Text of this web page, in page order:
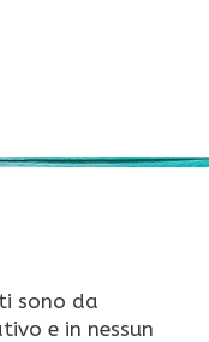
sono da
e in nessun